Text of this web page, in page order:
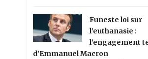
Funeste loi sur
l’euthanasie :
l’engagement
d’Emmanuel Macron